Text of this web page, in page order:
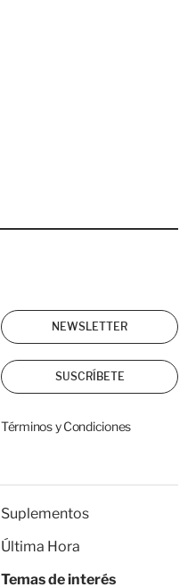
NEWSLETTER
SUSCRÍBETE
Términos y Condiciones
Suplementos
Última Hora
Temas de interés